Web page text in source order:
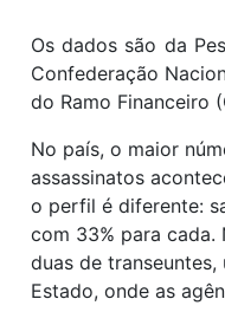
Os dados são da
Confederação
do Ramo Financeiro
No país, o maior
assassinatos
o perfil é diferente:
com 33% para cada.
duas de
Estado, onde as